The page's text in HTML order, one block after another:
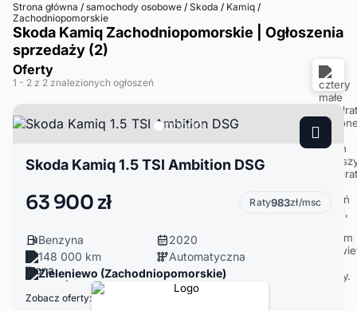
Strona główna / samochody osobowe / Skoda / Kamiq /
Zachodniopomorskie
Skoda Kamiq Zachodniopomorskie | Ogłoszenia
sprzedaży (2)
Oferty
1 - 2 z 2 znalezionych ogłoszeń
Skoda Kamiq 1.5 TSI Ambition DSG
63 900 zł Raty983zł/msc
Benzyna
2020
148 000 km
Automatyczna
Zieleniewo (Zachodniopomorskie)
Zobacz oferty: